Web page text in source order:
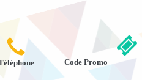

Code Promo